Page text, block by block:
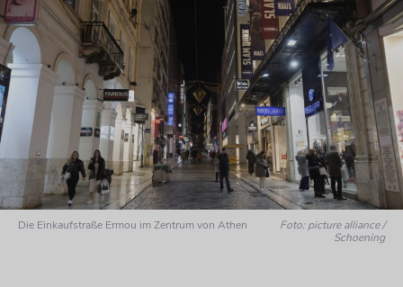
Die Einkaufstraße Ermou im Zentrum von Athen
Foto: picture alliance /
Schoening